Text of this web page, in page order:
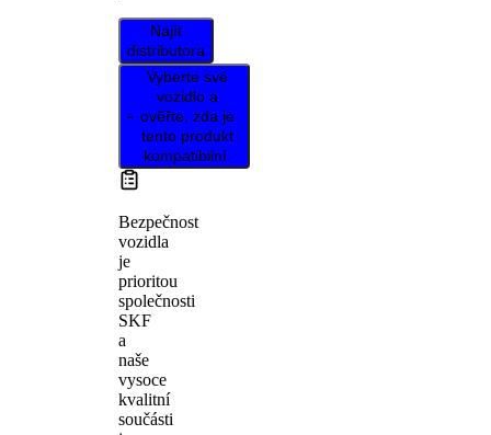
Najít
distributora
Vyberte své
vozidlo a
ověřte, zda je
tento produkt
kompatibilní.
Bezpečnost
vozidla
je
prioritou
společnosti
SKF
a
naše
vysoce
kvalitní
součásti